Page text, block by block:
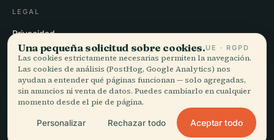
LEGAL
Privacidad
Términos
Configuración de cookies
Eliminar cuenta
© 2026 Audiala · Hecho en Morges, Suiza, en la carretera y en la nube
EN · FR · DE · ES · IT · PT · JA · ZH · HI · RU · CS · AR
Una pequeña solicitud sobre cookies.UE · RGPD
Las cookies estrictamente necesarias permiten la navegación.
Las cookies de análisis (PostHog, Google Analytics) nos
ayudan a entender qué páginas funcionan — solo agregadas,
sin anuncios ni venta de datos. Puedes cambiarlo en cualquier
momento desde el pie de página.
Personalizar Rechazar todo Aceptar todo